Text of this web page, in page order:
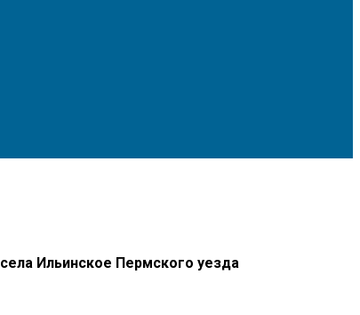
села Ильинское Пермского уезда